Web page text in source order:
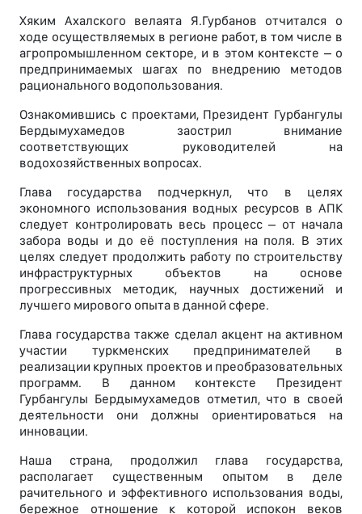
Хяким Ахалского велаята Я.Гурбанов отчитался о
ходе осуществляемых в регионе работ, в том числе в
агропромышленном секторе, и в этом контексте – о
предпринимаемых шагах по внедрению методов
рационального водопользования.
Ознакомившись с проектами, Президент Гурбангулы
Бердымухамедов заострил внимание
соответствующих руководителей на
водохозяйственных вопросах.
Глава государства подчеркнул, что в целях
экономного использования водных ресурсов в АПК
следует контролировать весь процесс – от начала
забора воды и до её поступления на поля. В этих
целях следует продолжить работу по строительству
инфраструктурных объектов на основе
прогрессивных методик, научных достижений и
лучшего мирового опыта в данной сфере.
Глава государства также сделал акцент на активном
участии туркменских предпринимателей в
реализации крупных проектов и преобразовательных
программ. В данном контексте Президент
Гурбангулы Бердымухамедов отметил, что в своей
деятельности они должны ориентироваться на
инновации.
Наша страна, продолжил глава государства,
располагает существенным опытом в деле
рачительного и эффективного использования воды,
бережное отношение к которой испокон веков